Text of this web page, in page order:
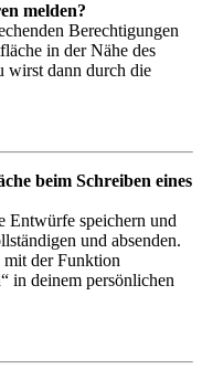
melden?
Berechtigungen
in der Nähe des
wirst dann durch die
beim Schreiben eines
Entwürfe speichern und
und absenden.
mit der Funktion
in deinem persönlichen